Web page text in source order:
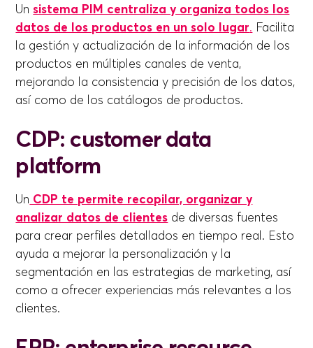
Unsistema PIM centraliza y organiza todos los
datos de los productos en un solo lugar. Facilita
la gestión y actualización de la información de los
productos en múltiples canales de venta,
mejorando la consistencia y precisión de los datos,
así como de los catálogos de productos.
CDP: customer data
platform
Un CDP te permite recopilar, organizar y
analizar datos de clientes de diversas fuentes
para crear perfiles detallados en tiempo real. Esto
ayuda a mejorar la personalización y la
segmentación en las estrategias de marketing, así
como a ofrecer experiencias más relevantes a los
clientes.